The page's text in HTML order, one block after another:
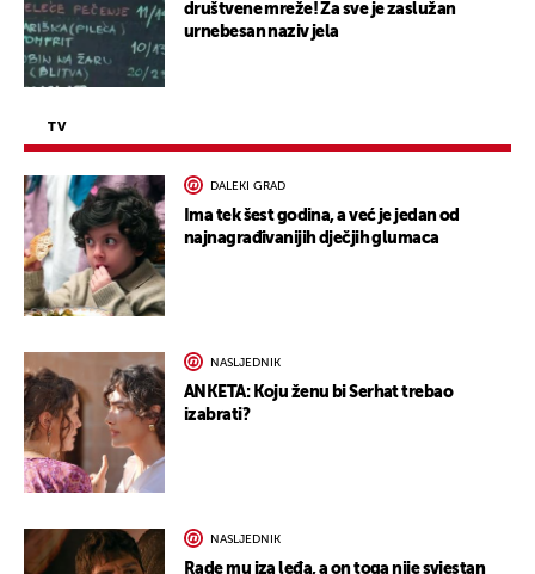
društvene mreže! Za sve je zaslužan
urnebesan naziv jela
TV
DALEKI GRAD
Ima tek šest godina, a već je jedan od
najnagrađivanijih dječjih glumaca
NASLJEDNIK
ANKETA: Koju ženu bi Serhat trebao
izabrati?
NASLJEDNIK
Rade mu iza leđa, a on toga nije svjestan